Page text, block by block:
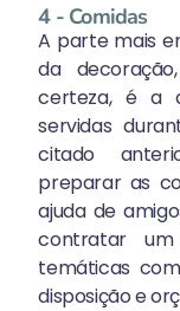
4 - Comidas
A parte mais
da
certeza, é a
servidas
citado
preparar as
ajuda de
contratar
temáticas
disposição e